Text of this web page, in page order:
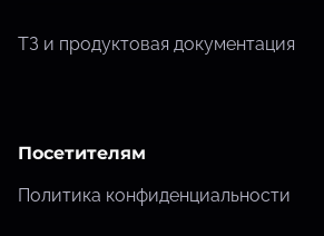
ТЗ и продуктовая документация
Посетителям
Политика конфиденциальности